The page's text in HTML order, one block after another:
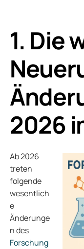
1. Die
2026
Ab 2026
treten
folgende
wesentlich
e
Änderunge
n des
Forschung